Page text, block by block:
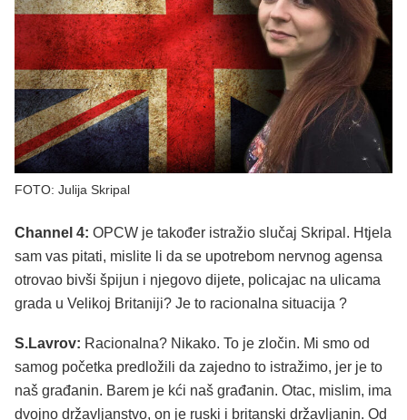
FOTO: Julija Skripal
Channel 4: OPCW je također istražio slučaj Skripal. Htjela
sam vas pitati, mislite li da se upotrebom nervnog agensa
otrovao bivši špijun i njegovo dijete, policajac na ulicama
grada u Velikoj Britaniji? Je to racionalna situacija ?
S.Lavrov: Racionalna? Nikako. To je zločin. Mi smo od
samog početka predložili da zajedno to istražimo, jer je to
naš građanin. Barem je kći naš građanin. Otac, mislim, ima
dvojno državljanstvo, on je ruski i britanski državljanin. Od